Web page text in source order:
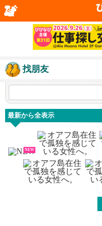
找朋友
最新から全表示
NEW